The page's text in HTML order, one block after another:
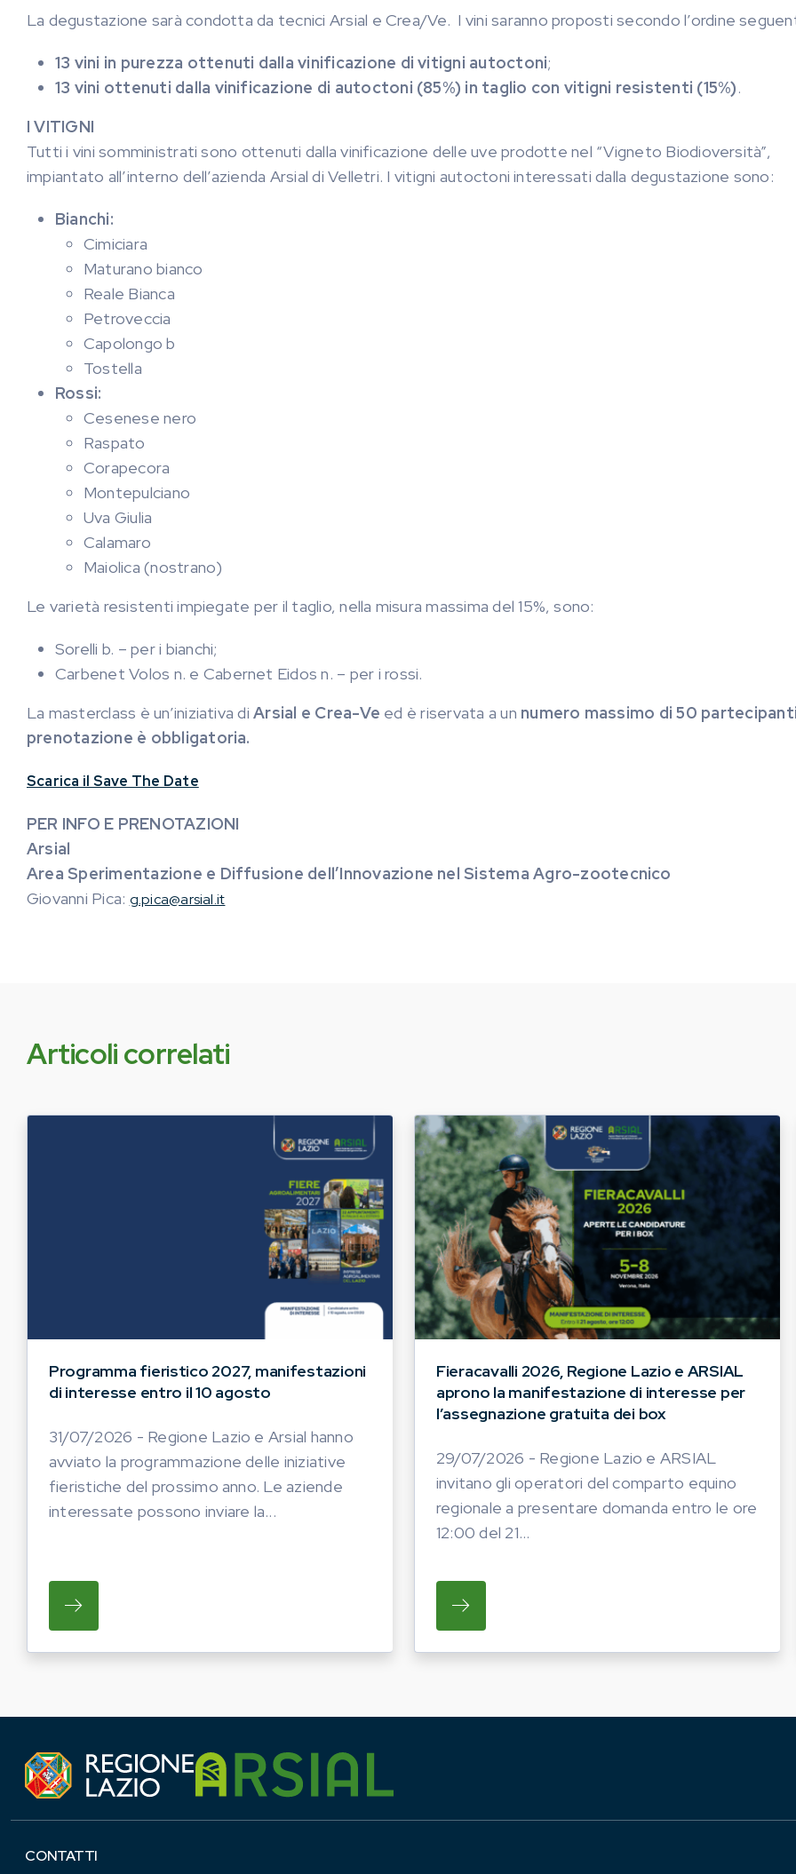
La degustazione sarà condotta da tecnici Arsial e Crea/Ve. I vini saranno proposti secondo l’ordine
13 vini in purezza ottenuti dalla vinificazione di vitigni autoctoni;
13 vini ottenuti dalla vinificazione di autoctoni (85%) in taglio con vitigni resistenti (15%).
I VITIGNI
Tutti i vini somministrati sono ottenuti dalla vinificazione delle uve prodotte nel “Vigneto Biodioversità”,
impiantato all’interno dell’azienda Arsial di Velletri. I vitigni autoctoni interessati dalla degustazione sono:
Bianchi:
Cimiciara
Maturano bianco
Reale Bianca
Petroveccia
Capolongo b
Tostella
Rossi:
Cesenese nero
Raspato
Corapecora
Montepulciano
Uva Giulia
Calamaro
Maiolica (nostrano)
Le varietà resistenti impiegate per il taglio, nella misura massima del 15%, sono:
Sorelli b. – per i bianchi;
Carbenet Volos n. e Cabernet Eidos n. – per i rossi.
La masterclass è un’iniziativa diArsial e Crea-Ve ed è riservata a un numero massimo di 50
prenotazione è obbligatoria.
Scarica il Save The Date
PER INFO E PRENOTAZIONI
Arsial
Area Sperimentazione e Diffusione dell’Innovazione nel Sistema Agro-zootecnico
Giovanni Pica: g.pica@arsial.it
Articoli correlati
Programma fieristico 2027, manifestazioni
di interesse entro il 10 agosto
31/07/2026 - Regione Lazio e Arsial hanno
avviato la programmazione delle iniziative
fieristiche del prossimo anno. Le aziende
interessate possono inviare la...
SU REGIONE LAZIO E ARSIAL HANNO AVVIATO LA PROGRAMMAZIONE DELLE INIZIATIVE
Fieracavalli 2026, Regione Lazio e ARSIAL
aprono la manifestazione di interesse per
l’assegnazione gratuita dei box
29/07/2026 - Regione Lazio e ARSIAL
invitano gli operatori del comparto equino
regionale a presentare domanda entro le ore
12:00 del 21...
SU REGIONE LAZIO E ARSIAL INVITANO
CONTATTI